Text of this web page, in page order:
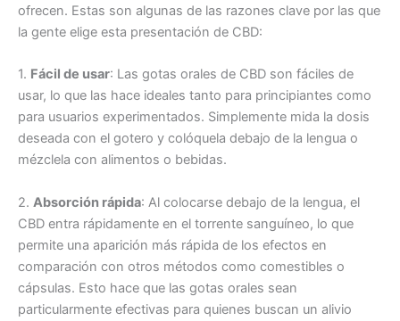
ofrecen. Estas son algunas de las razones clave por las que
la gente elige esta presentación de CBD:
1. Fácil de usar: Las gotas orales de CBD son fáciles de
usar, lo que las hace ideales tanto para principiantes como
para usuarios experimentados. Simplemente mida la dosis
deseada con el gotero y colóquela debajo de la lengua o
mézclela con alimentos o bebidas.
2. Absorción rápida: Al colocarse debajo de la lengua, el
CBD entra rápidamente en el torrente sanguíneo, lo que
permite una aparición más rápida de los efectos en
comparación con otros métodos como comestibles o
cápsulas. Esto hace que las gotas orales sean
particularmente efectivas para quienes buscan un alivio